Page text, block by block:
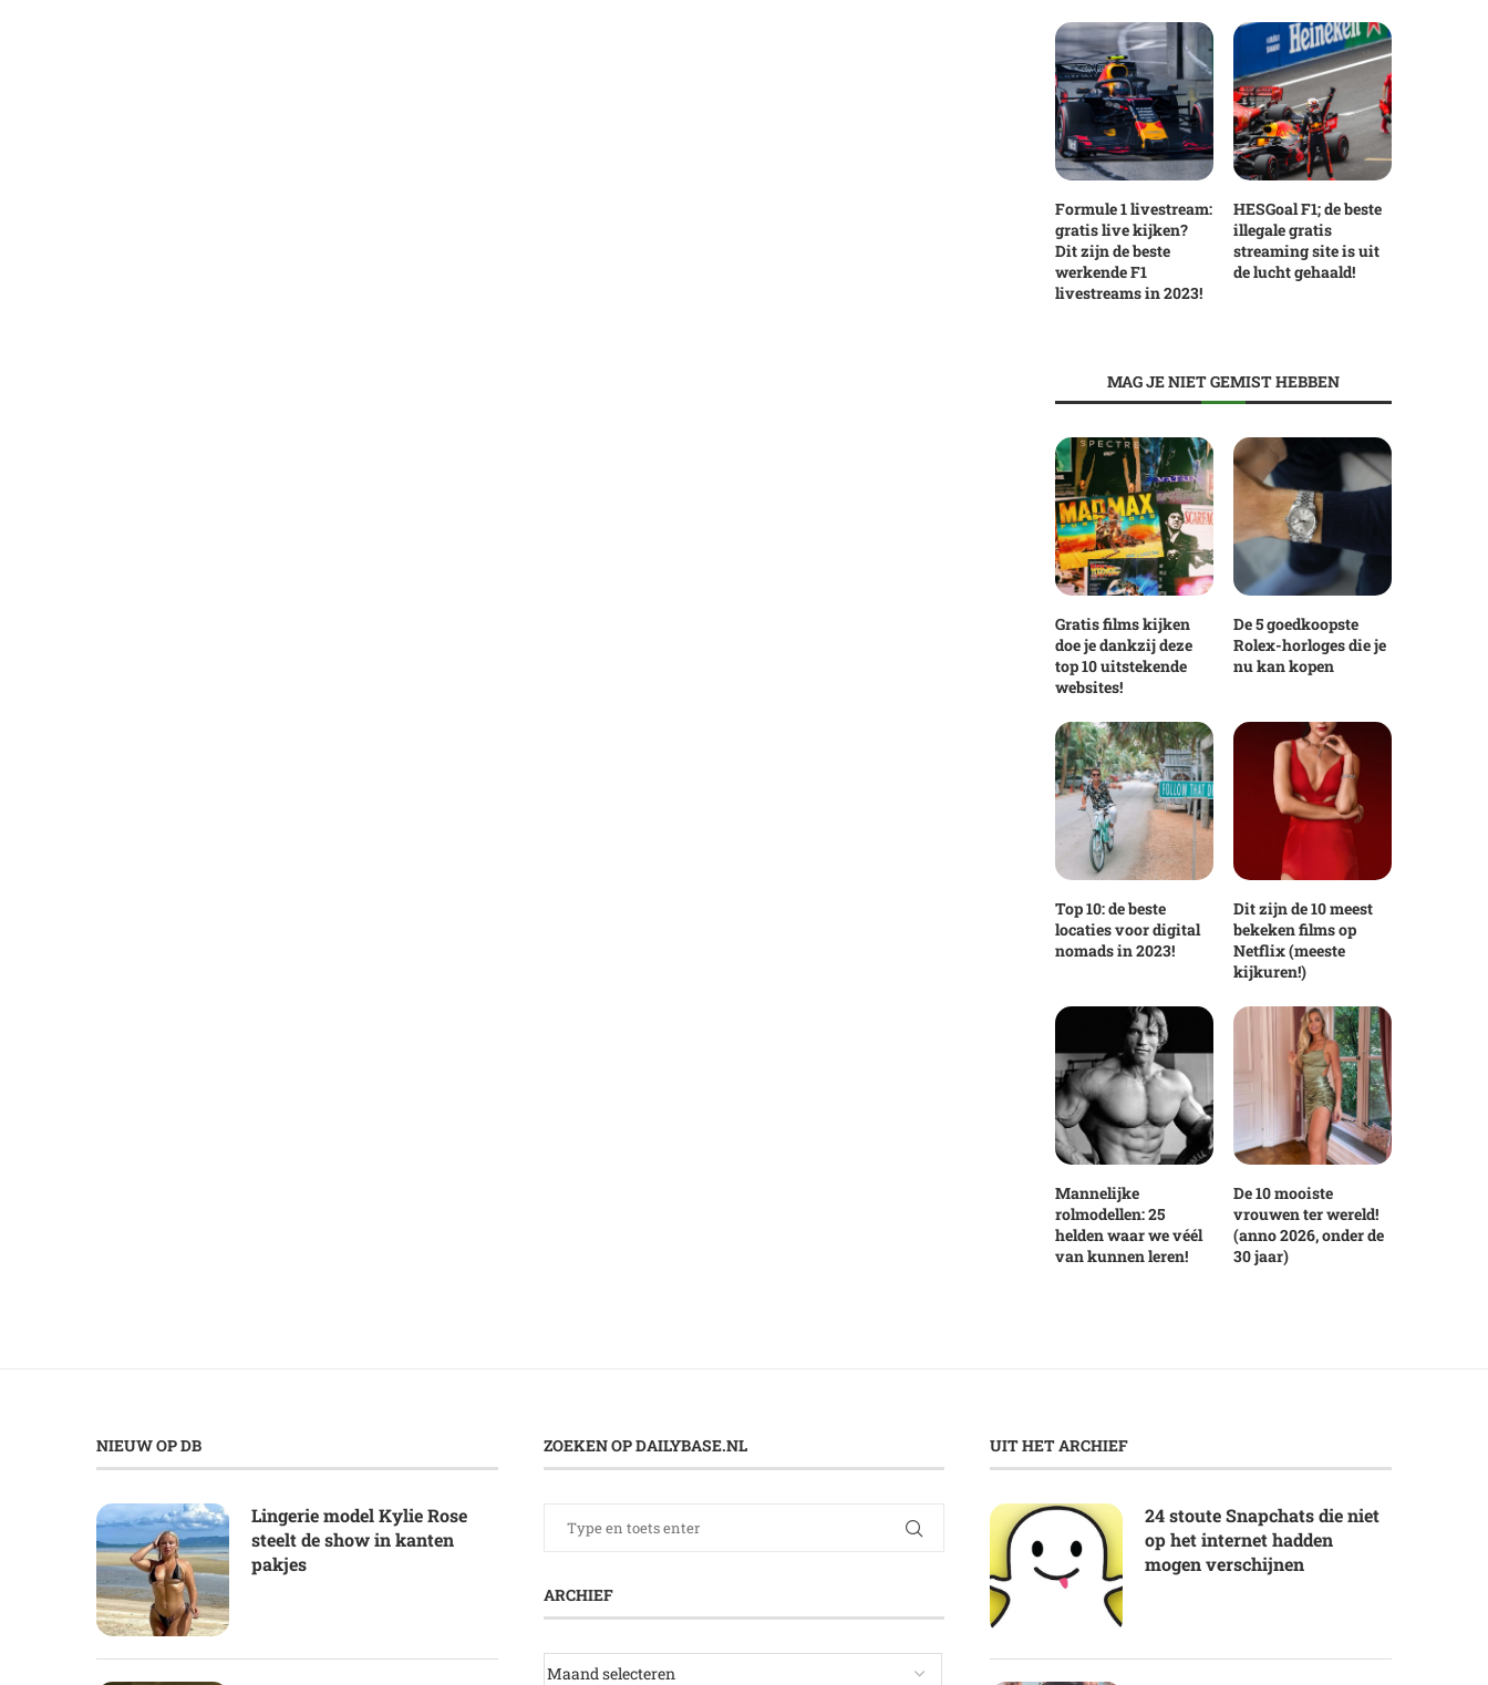
Formule 1 livestream:
gratis live kijken?
Dit zijn de beste
werkende F1
livestreams in 2023!
HESGoal F1; de beste
illegale gratis
streaming site is uit
de lucht gehaald!
MAG JE NIET GEMIST HEBBEN
Gratis films kijken
doe je dankzij deze
top 10 uitstekende
websites!
De 5 goedkoopste
Rolex-horloges die je
nu kan kopen
Top 10: de beste
locaties voor digital
nomads in 2023!
Dit zijn de 10 meest
bekeken films op
Netflix (meeste
kijkuren!)
Mannelijke
rolmodellen: 25
helden waar we véél
van kunnen leren!
De 10 mooiste
vrouwen ter wereld!
(anno 2026, onder de
30 jaar)
NIEUW OP DB
Lingerie model Kylie Rose
steelt de show in kanten
pakjes
ZOEKEN OP DAILYBASE.NL
ARCHIEF
UIT HET ARCHIEF
24 stoute Snapchats die niet
op het internet hadden
mogen verschijnen